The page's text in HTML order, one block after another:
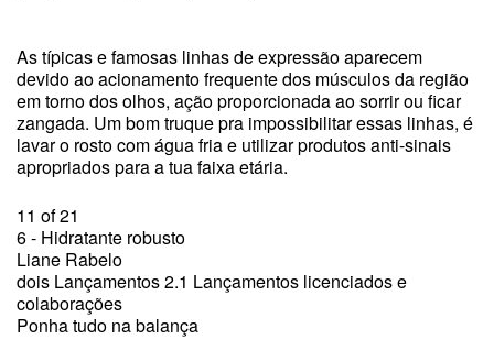
As típicas e famosas linhas de expressão aparecem
devido ao acionamento frequente dos músculos da região
em torno dos olhos, ação proporcionada ao sorrir ou ficar
zangada. Um bom truque pra impossibilitar essas linhas, é
lavar o rosto com água fria e utilizar produtos anti-sinais
apropriados para a tua faixa etária.
11 of 21
6 - Hidratante robusto
Liane Rabelo
dois Lançamentos 2.1 Lançamentos licenciados e
colaborações
Ponha tudo na balança